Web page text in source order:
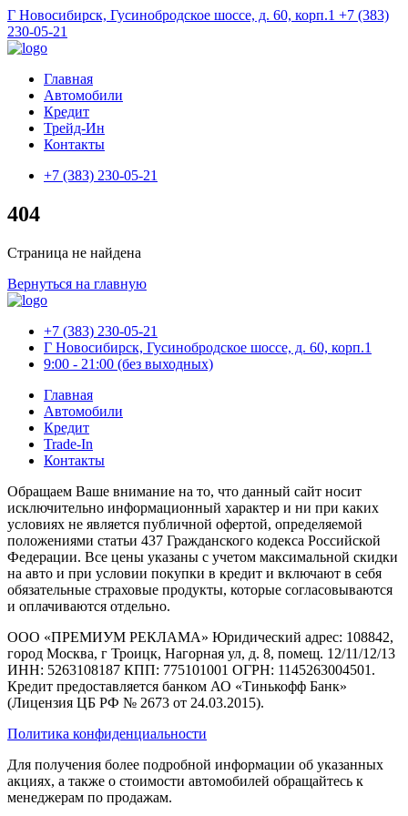
Г Новосибирск, Гусинобродское шоссе, д. 60, корп.1 +7 (383)
230-05-21
Главная
Автомобили
Кредит
Трейд-Ин
Контакты
+7 (383) 230-05-21
404
Страница не найдена
Вернуться на главную
+7 (383) 230-05-21
Г Новосибирск, Гусинобродское шоссе, д. 60, корп.1
9:00 - 21:00 (без выходных)
Главная
Автомобили
Кредит
Trade-In
Контакты
Обращаем Ваше внимание на то, что данный сайт носит
исключительно информационный характер и ни при каких
условиях не является публичной офертой, определяемой
положениями статьи 437 Гражданского кодекса Российской
Федерации. Все цены указаны с учетом максимальной скидки
на авто и при условии покупки в кредит и включают в себя
обязательные страховые продукты, которые согласовываются
и оплачиваются отдельно.
ООО «ПРЕМИУМ РЕКЛАМА» Юридический адрес: 108842,
город Москва, г Троицк, Нагорная ул, д. 8, помещ. 12/11/12/13
ИНН: 5263108187 КПП: 775101001 ОГРН: 1145263004501.
Кредит предоставляется банком АО «Тинькофф Банк»
(Лицензия ЦБ РФ № 2673 от 24.03.2015).
Политика конфиденциальности
Для получения более подробной информации об указанных
акциях, а также о стоимости автомобилей обращайтесь к
менеджерам по продажам.